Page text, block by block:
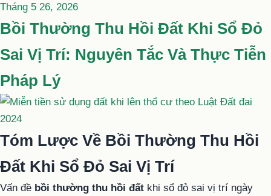
Đăng
trong
Tháng 5 26, 2026
Bồi Thường Thu Hồi Đất Khi Sổ Đỏ
Sai Vị Trí: Nguyên Tắc Và Thực Tiễn
Pháp Lý
Tóm Lược Về Bồi Thường Thu Hồi
Đất Khi Sổ Đỏ Sai Vị Trí
Vấn đề bồi thường thu hồi đất khi sổ đỏ sai vị trí ngày